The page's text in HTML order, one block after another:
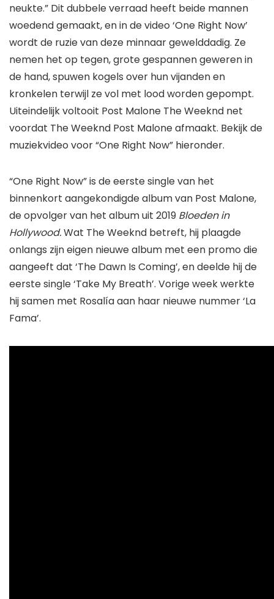
neukte.” Dit dubbele verraad heeft beide mannen
woedend gemaakt, en in de video ‘One Right Now’
wordt de ruzie van deze minnaar gewelddadig. Ze
nemen het op tegen, grote gespannen geweren in
de hand, spuwen kogels over hun vijanden en
kronkelen terwijl ze vol met lood worden gepompt.
Uiteindelijk voltooit Post Malone The Weeknd net
voordat The Weeknd Post Malone afmaakt. Bekijk de
muziekvideo voor “One Right Now” hieronder.
“One Right Now” is de eerste single van het
binnenkort aangekondigde album van Post Malone,
de opvolger van het album uit 2019 Bloeden in
Hollywood.Wat The Weeknd betreft, hij plaagde
onlangs zijn eigen nieuwe album met een promo die
aangeeft dat ‘The Dawn Is Coming’, en deelde hij de
eerste single ‘Take My Breath’. Vorige week werkte
hij samen met Rosalía aan haar nieuwe nummer ‘La
Fama’.